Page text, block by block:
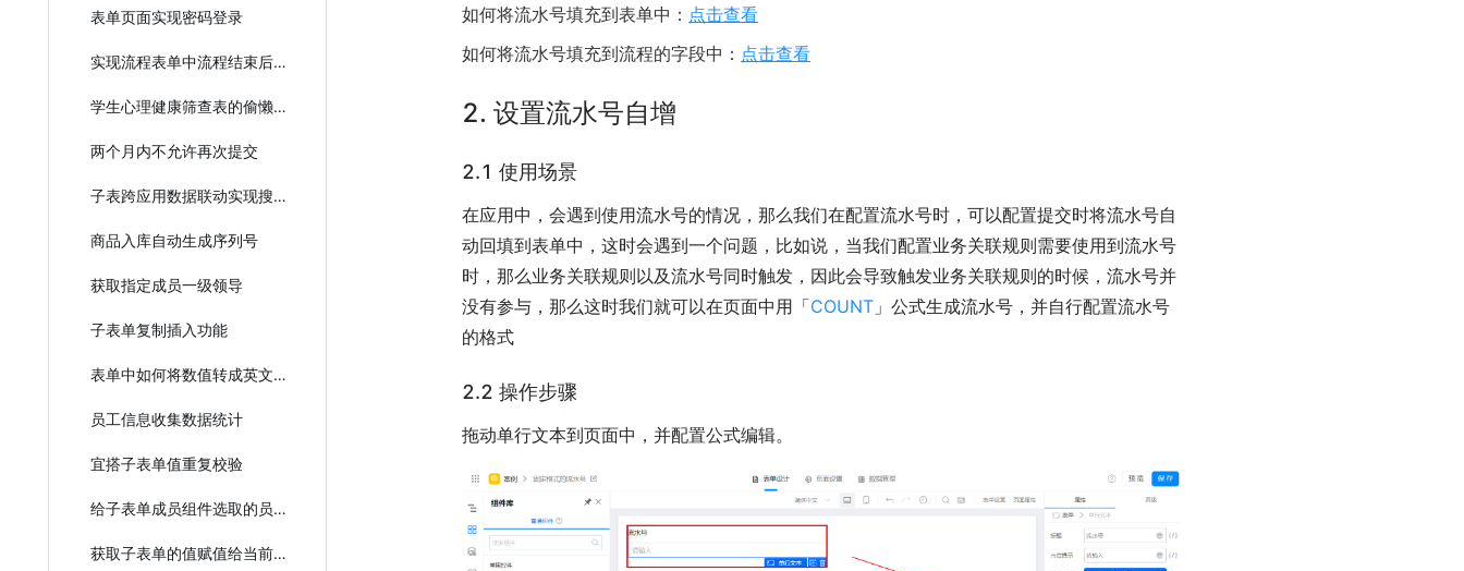
表单页面实现密码登录
实现流程表单中流程结束后可修改表单数据
学生心理健康筛查表的偷懒实现教程
两个月内不允许再次提交
子表跨应用数据联动实现搜索
商品入库自动生成序列号
获取指定成员一级领导
子表单复制插入功能
表单中如何将数值转成英文？
员工信息收集数据统计
宜搭子表单值重复校验
给子表单成员组件选取的员工发送消息通知
获取子表单的值赋值给当前主表单
如何将流水号填充到表单中： 点击查看
如何将流水号填充到流程的字段中： 点击查看
2. 设置流水号自增
2.1 使用场景
在应用中，会遇到使用流水号的情况，那么我们在配置流水号时，可以配置提交时将流水号自
动回填到表单中，这时会遇到一个问题，比如说，当我们配置业务关联规则需要使用到流水号
时，那么业务关联规则以及流水号同时触发，因此会导致触发业务关联规则的时候，流水号并
没有参与，那么这时我们就可以在页面中用「COUNT 」公式生成流水号，并自行配置流水号
的格式
2.2 操作步骤
拖动单行文本到页面中，并配置公式编辑。